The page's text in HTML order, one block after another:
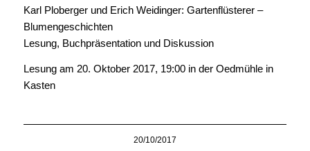
Karl Ploberger und Erich Weidinger: Gartenflüsterer –
Blumengeschichten
Lesung, Buchpräsentation und Diskussion
Lesung am 20. Oktober 2017, 19:00 in der Oedmühle in
Kasten
20/10/2017